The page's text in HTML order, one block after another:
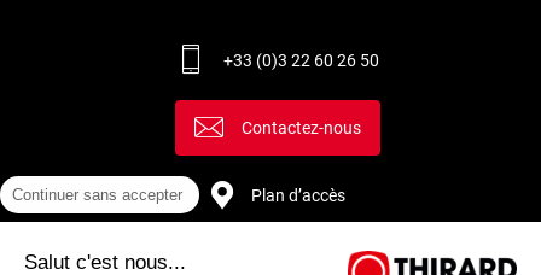
+33 (0)3 22 60 26 50
Contactez-nous
Plan d’accès
Continuer sans accepter
Salut c'est nous...